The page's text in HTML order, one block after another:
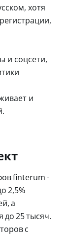
хотя
и соцсети,
и
finterum -
2,5%
а
до 25 тысяч.
с